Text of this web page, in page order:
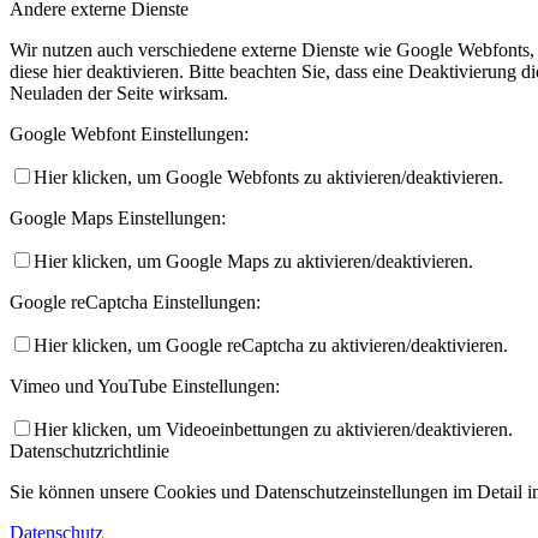
Andere externe Dienste
Wir nutzen auch verschiedene externe Dienste wie Google
diese hier deaktivieren. Bitte beachten Sie, dass eine Deaktivierung
Neuladen der Seite wirksam.
Google Webfont Einstellungen:
Hier klicken, um Google Webfonts zu aktivieren/deaktivieren.
Google Maps Einstellungen:
Hier klicken, um Google Maps zu aktivieren/deaktivieren.
Google reCaptcha Einstellungen:
Hier klicken, um Google reCaptcha zu aktivieren/deaktivieren.
Vimeo und YouTube Einstellungen:
Hier klicken, um Videoeinbettungen zu aktivieren/deaktivieren.
Datenschutzrichtlinie
Sie können unsere Cookies und Datenschutzeinstellungen im Detail
Datenschutz